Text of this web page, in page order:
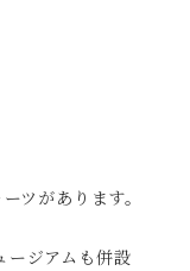
ツがあります。
ージアムも併設